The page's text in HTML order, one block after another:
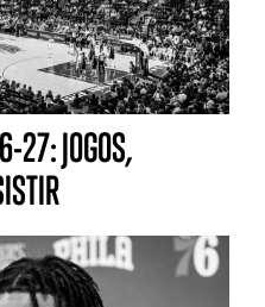
27: JOGOS,